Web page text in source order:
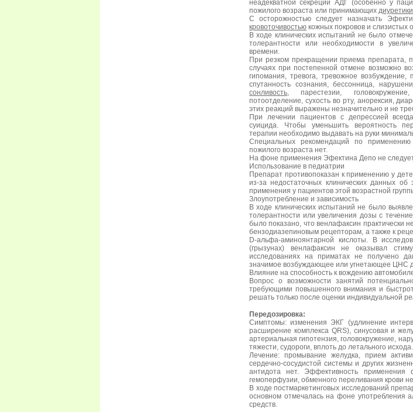
неадекватной секреции АДГ (особенно у
пожилого возраста или принимающих диуретики
С осторожностью следует назначать
кровоточивостью кожных покровов и слизистых
В ходе клинических испытаний не было
толерантности или необходимости в
времени.
При резком прекращении приема препарата,
случаях при постепенной отмене возможно
гипомания, тревога, тревожное
спутанность сознания, бессонница,
сонливость, парестезии,
потоотделение, сухость во рту, анорексия,
этих реакций выражены незначительно и не
При лечении пациентов с депрессией
суицида. Чтобы уменьшить вероятность
терапии необходимо выдавать на руки
Специальных рекомендаций по
пожилого возраста нет.
На фоне применения Эфектина Депо не следует
Использование в педиатрии
Препарат противопоказан к применению у
из-за недостаточных клинических данных об
применения у пациентов этой возрастной
Злоупотребление и зависимость
В ходе клинических испытаний не было
толерантности или увеличения дозы с
было показано, что венлафаксин практически
бензодиазепиновым рецепторам, а также к
D-альфа-аминоянтарной кислоты. В
(грызунах) венлафаксин не оказывал
исследованиях на приматах не получено
значимое возбуждающее или угнетающее ЦНС
Влияние на способность к вождению
Вопрос о возможности занятий
требующими повышенного внимания и
решать только после оценки индивидуальной
Передозировка:
Симптомы: изменения ЭКГ (удлинение
расширение комплекса QRS), синусовая и
артериальная гипотензия, головокружение,
тяжести, судороги, вплоть до летального исхода.
Лечение: промывание желудка, прием
сердечно-сосудистой системы и других
антидота нет. Эффективность применения
гемоперфузии, обменного переливания крови
В ходе постмаркетинговых исследований
основном отмечалась на фоне употребления
средств.